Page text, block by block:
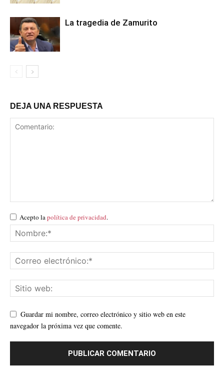
La tragedia de Zamurito
DEJA UNA RESPUESTA
Acepto lapolítica de privacidad.
Guardar mi nombre, correo electrónico y sitio web en este
navegador la próxima vez que comente.